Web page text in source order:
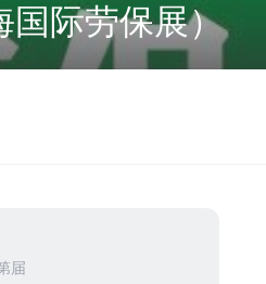
国际劳保展）
届